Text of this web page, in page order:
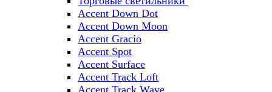
Accent Down Dot
Accent Down Moon
Accent Gracio
Accent Spot
Accent Surface
Accent Track Loft
Accent Track Wave